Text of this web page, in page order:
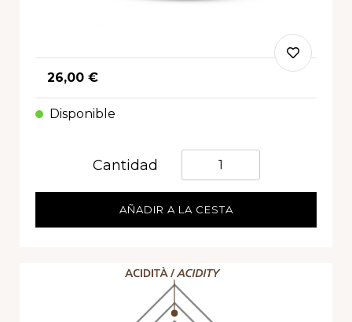
26,00 €
Disponible
Cantidad Quantità
AÑADIR A LA CESTA